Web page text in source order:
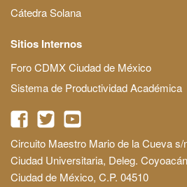
Cátedra Solana
Sitios Internos
Foro CDMX Ciudad de México
Sistema de Productividad Académica
Circuito Maestro Mario de la Cueva s/
Ciudad Universitaria, Deleg. Coyoacán
Ciudad de México, C.P. 04510